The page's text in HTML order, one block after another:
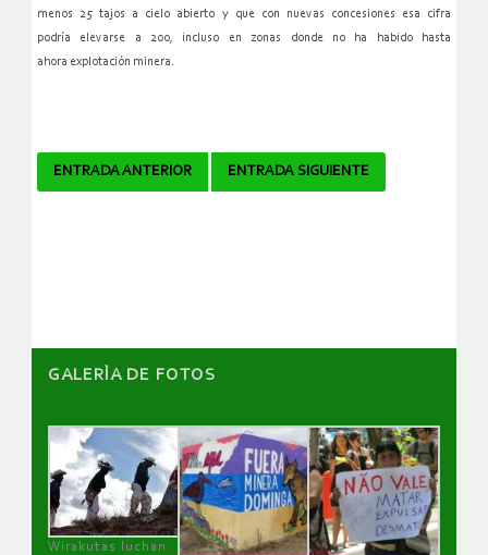
menos 25 tajos a cielo abierto y que con nuevas concesiones esa cifra
podría elevarse a 200, incluso en zonas donde no ha habido hasta
ahora explotación minera.
Navegador
ENTRADA ANTERIOR ENTRADA SIGUIENTE
GALERÌA DE FOTOS
Wirakutas luchan